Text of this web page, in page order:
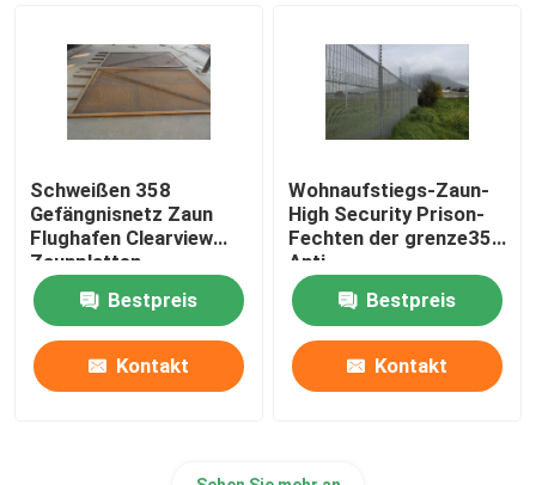
Schweißen 358
Gefängnisnetz Zaun
Flughafen Clearview
Zaunplatten
Bestpreis
Kontakt
Wohnaufstiegs-Zaun-
High Security Prison-
Fechten der grenze358
Anti
Bestpreis
Kontakt